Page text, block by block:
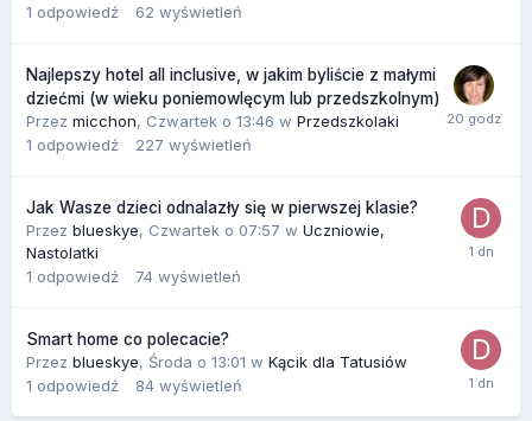
1 odpowiedź 62 wyświetleń
Najlepszy hotel all inclusive, w jakim byliście z małymi
dziećmi (w wieku poniemowlęcym lub przedszkolnym)
Przez micchon, Czwartek o 13:46 w Przedszkolaki
1 odpowiedź 227 wyświetleń
Jak Wasze dzieci odnalazły się w pierwszej klasie?
Przez blueskye, Czwartek o 07:57 w Uczniowie,
Nastolatki
1 odpowiedź 74 wyświetleń
Smart home co polecacie?
Przez blueskye, Środa o 13:01 w Kącik dla Tatusiów
1 odpowiedź 84 wyświetleń